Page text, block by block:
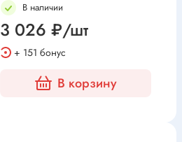
В наличии
3 026 ₽/шт
+ 151 бонус
В корзину